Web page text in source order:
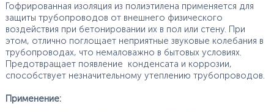
Гофрированная изоляция из полиэтилена применяется для
защиты трубопроводов от внешнего физического
воздействия при бетонировании их в пол или стену. При
этом, отлично поглощает неприятные звуковые колебания в
трубопроводах, что немаловажно в бытовых условиях.
Предотвращает появление конденсата и коррозии,
способствует незначительному утеплению трубопроводов.
Применение: